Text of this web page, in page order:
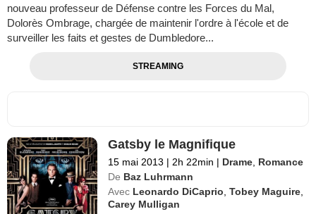
nouveau professeur de Défense contre les Forces du Mal,
Dolorès Ombrage, chargée de maintenir l'ordre à l'école et de
surveiller les faits et gestes de Dumbledore...
STREAMING
Gatsby le Magnifique
15 mai 2013 | 2h 22min | Drame Romance
De Baz Luhrmann
Avec Leonardo DiCaprio ,Tobey Maguire
Carey Mulligan